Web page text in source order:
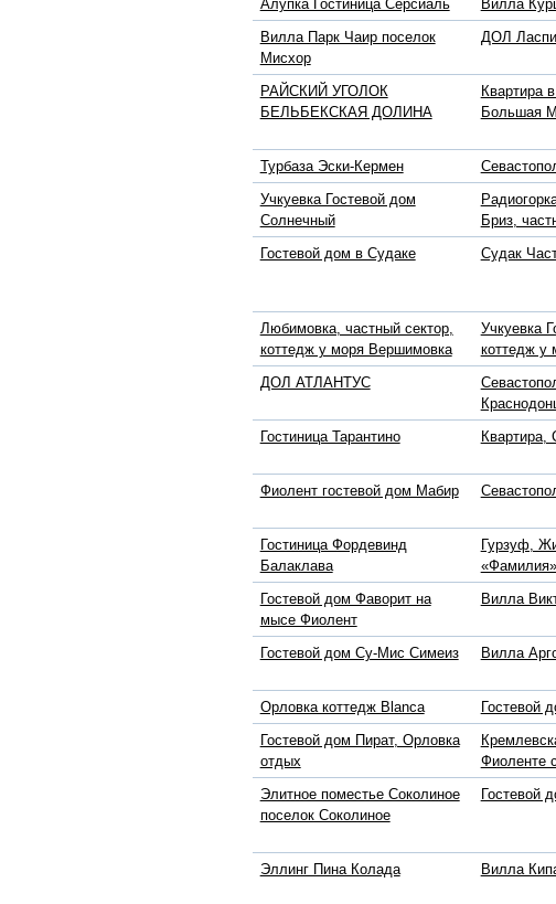
Алупка Гостиница Серсиаль Вилла
Вилла Парк Чаир поселок
Мисхор
ДОЛ
РАЙСКИЙ УГОЛОК
БЕЛЬБЕКСКАЯ ДОЛИНА
Квартира
Большая
Турбаза Эски-Кермен
Учкуевка Гостевой дом
Солнечный
Бриз,
Гостевой дом в Судаке
Судак
Любимовка, частный сектор,
коттедж у моря Вершимовка
Учкуевка
коттедж у
ДОЛ АТЛАНТУС
Гостиница Тарантино Квартира,
Фиолент гостевой дом Мабир
Гостиница Фордевинд
Балаклава
Гурзуф,
«Фамилия»
Гостевой дом Фаворит на
мысе Фиолент
Вилла
Гостевой дом Су-Мис Симеиз Вилла
Орловка коттедж Blanca
Гостевой
Гостевой дом Пират, Орловка
отдых
Фиоленте
Элитное поместье Соколиное
поселок Соколиное
Гостевой
Эллинг Пина Колада Вилла